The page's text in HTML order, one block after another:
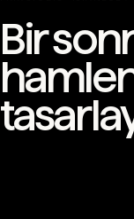
Bir